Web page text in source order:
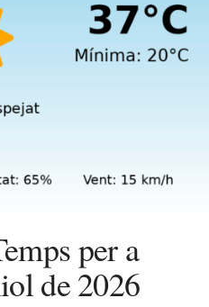
per a
de 2026